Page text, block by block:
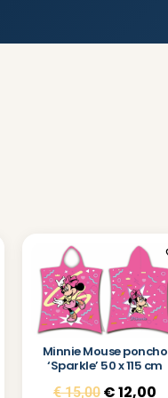
Minnie Mouse poncho
‘Sparkle’ 50 x 115 cm
€15,00 €12,00